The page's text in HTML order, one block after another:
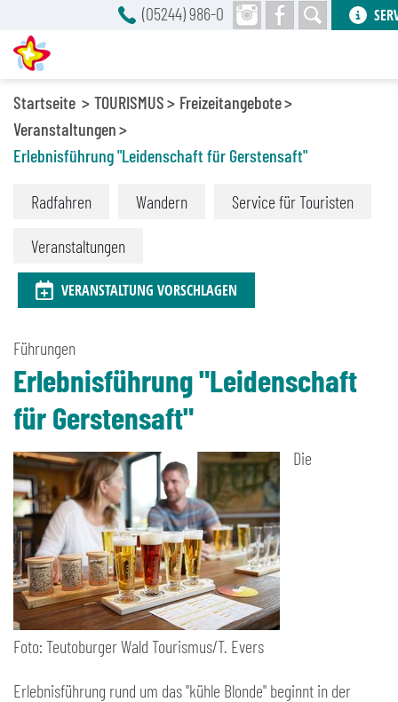
Startseite TOURISMUS
Freizeitangebote
Veranstaltungen
Erlebnisführung "Leidenschaft für Gerstensaft"
Radfahren Wandern Service für Touristen
Veranstaltungen
VERANSTALTUNG VORSCHLAGEN
Führungen
Erlebnisführung "Leidenschaft
für Gerstensaft"
Foto: Teutoburger Wald Tourismus/T. Evers
Die
Erlebnisführung rund um das "kühle Blonde" beginnt in der
(05244) 986-0